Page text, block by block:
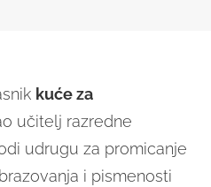
kuće za
učitelj razredne
udrugu za promicanje
i pismenosti